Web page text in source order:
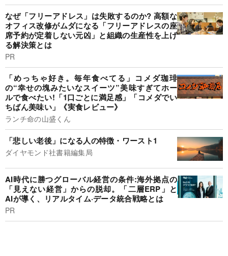
なぜ「フリーアドレス」は失敗するのか? 高額な
オフィス改修がムダになる「フリーアドレスの座
席予約が定着しない元凶」と組織の生産性を上げ
る解決策とは
PR
「めっちゃ好き。毎年食べてる」コメダ珈琲
の“幸せの塊みたいなスイーツ”美味すぎてホー
ルで食べたい!「1口ごとに満足感」「コメダでい
ちばん美味い」《実食レビュー》
ランチ命の山盛くん
「悲しい老後」になる人の特徴・ワースト1
ダイヤモンド社書籍編集局
AI時代に勝つグローバル経営の条件:海外拠点の
「見えない経営」からの脱却。「二層ERP」と
AIが導く、リアルタイム·データ統合戦略とは
PR